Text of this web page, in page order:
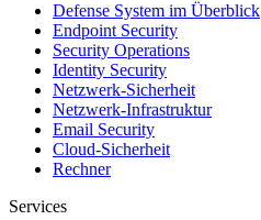
Defense System im Überblick
Endpoint Security
Security Operations
Identity Security
Netzwerk-Sicherheit
Netzwerk-Infrastruktur
Email Security
Cloud-Sicherheit
Rechner
Services